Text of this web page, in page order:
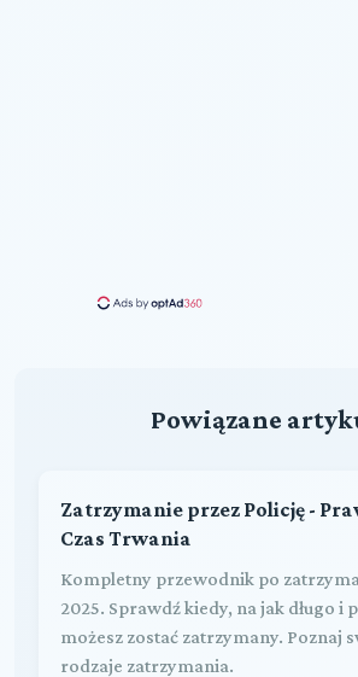
Powiązane
Zatrzymanie przez Policję -
Czas Trwania
Kompletny przewodnik po
2025. Sprawdź kiedy, na jak długo i
możesz zostać zatrzymany. Poznaj
rodzaje zatrzymania.